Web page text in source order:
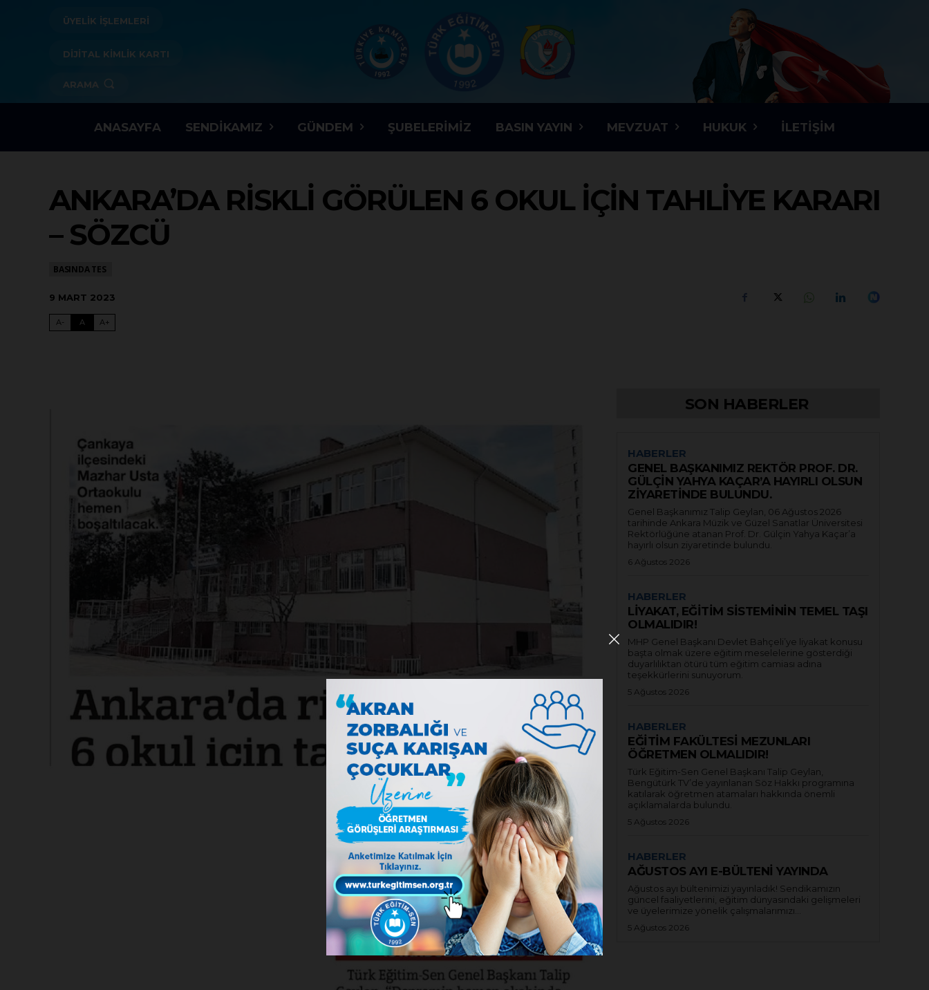
ÜYELİK İŞLEMLERİ
DİJİTAL KİMLİK KARTI
ARAMA
ANASAYFA SENDIKAMIZ GÜNDEM ŞUBELERIMIZ BASIN YAYIN MEVZUAT HUKUK İLETIŞIM
ANKARA’DA RISKLI GÖRÜLEN 6 OKUL İÇIN TAHLIYE KARARI
– SÖZCÜ
BASINDA TES
9 MART 2023
A- A A+
SON HABERLER
HABERLER
GENEL BAŞKANIMIZ REKTÖR PROF. DR.
GÜLÇİN YAHYA KAÇAR’A HAYIRLI OLSUN
ZİYARETİNDE BULUNDU.
Genel Başkanımız Talip Geylan, 06 Ağustos 2026
tarihinde Ankara Müzik ve Güzel Sanatlar Üniversitesi
Rektörlüğüne atanan Prof. Dr. Gülçin Yahya Kaçar’a
hayırlı olsun ziyaretinde bulundu.
6 Ağustos 2026
HABERLER
LİYAKAT, EĞİTİM SİSTEMİNİN TEMEL TAŞI
OLMALIDIR!
MHP Genel Başkanı Devlet Bahçeli’ye liyakat konusu
başta olmak üzere eğitim meselelerine gösterdiği
duyarlılıktan ötürü tüm eğitim camiası adına
teşekkürlerini sunuyorum.
5 Ağustos 2026
HABERLER
EĞİTİM FAKÜLTESİ MEZUNLARI
ÖĞRETMEN OLMALIDIR!
Türk Eğitim-Sen Genel Başkanı Talip Geylan,
Bengütürk TV’de yayınlanan Söz Hakkı programına
katılarak öğretmen atamaları hakkında önemli
açıklamalarda bulundu.
5 Ağustos 2026
HABERLER
AĞUSTOS AYI E-BÜLTENİ YAYINDA
Ağustos ayı bültenimizi yayınladık! Sendikamızın
güncel faaliyetlerini, eğitim dünyasındaki gelişmeleri
ve üyelerimize yönelik çalışmalarımızı...
5 Ağustos 2026